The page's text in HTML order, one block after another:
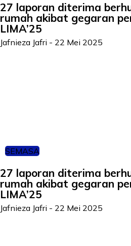
27 laporan diterima
rumah akibat gegaran
LIMA’25
Jafnieza Jafri - 22 Mei 2025
SEMASA
27 laporan diterima
rumah akibat gegaran
LIMA’25
Jafnieza Jafri - 22 Mei 2025